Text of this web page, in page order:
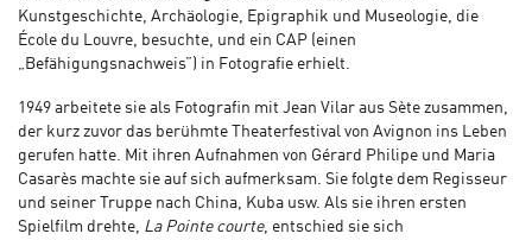
Kunstgeschichte, Archäologie, Epigraphik und Museologie, die
École du Louvre, besuchte, und ein CAP (einen
„Befähigungsnachweis”) in Fotografie erhielt.
1949 arbeitete sie als Fotografin mit Jean Vilar aus Sète zusammen,
der kurz zuvor das berühmte Theaterfestival von Avignon ins Leben
gerufen hatte. Mit ihren Aufnahmen von Gérard Philipe und Maria
Casarès machte sie auf sich aufmerksam. Sie folgte dem Regisseur
und seiner Truppe nach China, Kuba usw. Als sie ihren ersten
Spielfilm drehte, La Pointe courte, entschied sie sich